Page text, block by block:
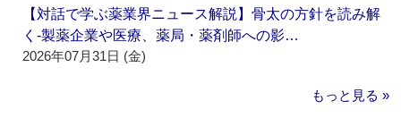
【対話で学ぶ薬業界ニュース解説】骨太の方針を読み解
く‐製薬企業や医療、薬局・薬剤師への影…
2026年07月31日 (金)
もっと見る »